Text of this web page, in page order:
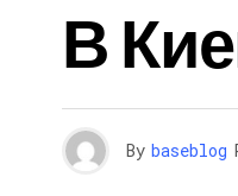
В
By baseblog